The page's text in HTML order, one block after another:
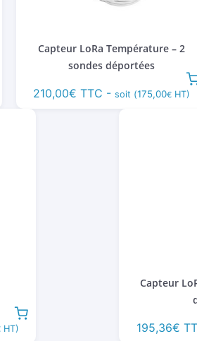
Capteur LoRa Température – 2
sondes déportées
210,00€ TTC -soit (175,00€ HT)
HT)
Capteur
195,36€